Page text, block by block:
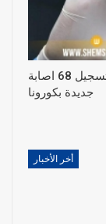
قابس : تسجيل 68 اصابة
جديدة بكورونا
أخر الأخبار